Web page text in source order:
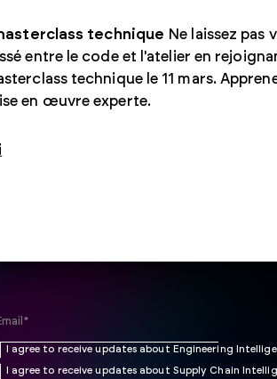
technique Ne laissez
entre le code et l'atelier en
technique le 11 mars.
en œuvre experte.
I agree to receive updates about Engineering
I agree to receive updates about Supply Chain